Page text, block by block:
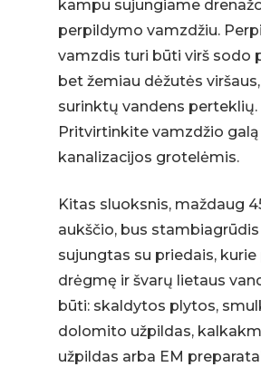
kampu sujungiame
perpildymo vamzdžiu.
vamzdis turi būti virš sodo
bet žemiau dėžutės
surinktų vandens perteklių.
Pritvirtinkite vamzdžio galą
kanalizacijos grotelėmis.
Kitas sluoksnis, maždaug
aukščio, bus
sujungtas su priedais, kurie
drėgmę ir švarų lietaus
būti: skaldytos plytos,
dolomito užpildas,
užpildas arba EM